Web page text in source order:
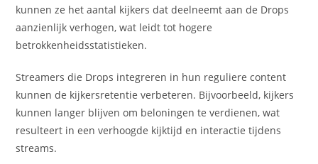
kunnen ze het aantal kijkers dat deelneemt aan de Drops
aanzienlijk verhogen, wat leidt tot hogere
betrokkenheidsstatistieken.
Streamers die Drops integreren in hun reguliere content
kunnen de kijkersretentie verbeteren. Bijvoorbeeld, kijkers
kunnen langer blijven om beloningen te verdienen, wat
resulteert in een verhoogde kijktijd en interactie tijdens
streams.